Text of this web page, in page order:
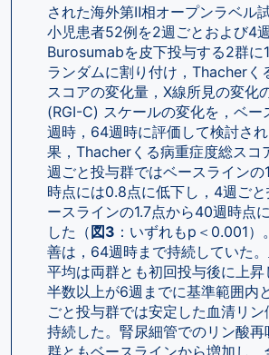
された海外第Ⅱ相オープンラベル
小児患者52例を2週ごとおよび4
Burosumabを皮下投与する2群に
ランダムに割り付け，Thacherく
スコアの変化量，X線所見の変化
(RGI-C) スケールの変化を，ベー
週時，64週時に評価して検討さ
果，Thacherくる病重症度総スコ
週ごと投与群ではベースラインの
時点には0.8点に低下し，4週ご
ースラインの1.7点から40週時点
した（ 図3 ：いずれもp＜0.001）
善は，64週時まで持続していた
平均は両群とも初回投与後に上昇
半数以上が6週までに基準範囲内
ごと投与群では安定した血清リ
持続した。腎尿細管でのリン酸再